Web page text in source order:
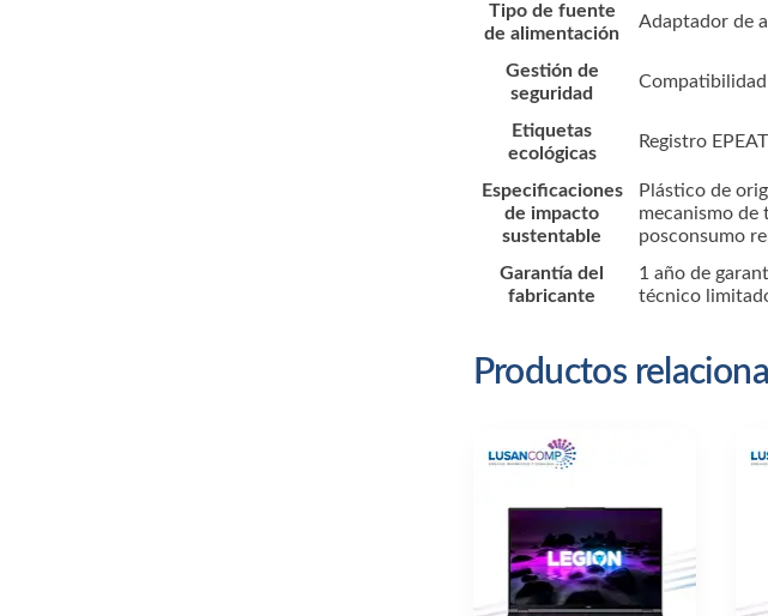
Tipo de fuente
de alimentación
Adaptador de
Gestión de
seguridad
Etiquetas
ecológicas
Registro
Especificaciones
de impacto
sustentable
Plástico de
mecanismo
posconsumo
Garantía del
fabricante
1 año de
técnico
Productos